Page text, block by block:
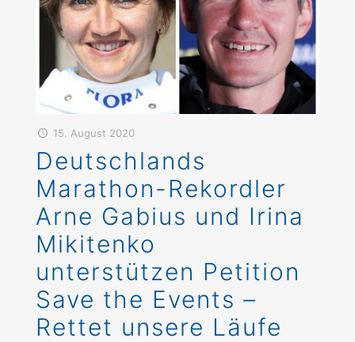
15. August 2020
Deutschlands
Marathon-Rekordler
Arne Gabius und Irina
Mikitenko
unterstützen Petition
Save the Events –
Rettet unsere Läufe